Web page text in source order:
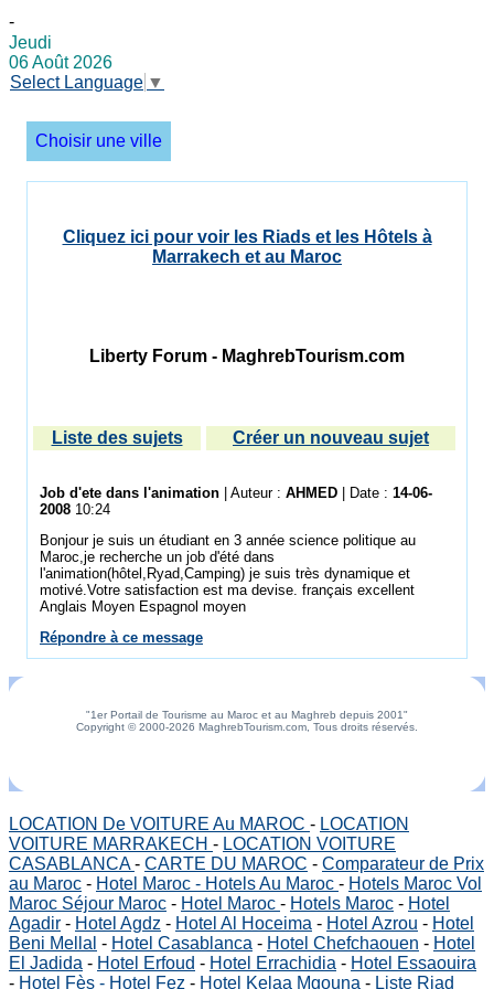
-
Jeudi
06 Août 2026
Select Language ▼
Choisir une ville
Cliquez ici pour voir les Riads et les Hôtels à
Marrakech et au Maroc
Liberty Forum - MaghrebTourism.com
Liste des sujets Créer un nouveau sujet
Job d'ete dans l'animation | Auteur : AHMED | Date : 14-06-
2008 10:24
Bonjour je suis un étudiant en 3 année science politique au
Maroc,je recherche un job d'été dans
l'animation(hôtel,Ryad,Camping) je suis très dynamique et
motivé.Votre satisfaction est ma devise. français excellent
Anglais Moyen Espagnol moyen
Répondre à ce message
"1er Portail de Tourisme au Maroc et au Maghreb depuis 2001"
Copyright © 2000-2026 MaghrebTourism.com, Tous droits réservés.
LOCATION De VOITURE Au MAROC - LOCATION
VOITURE MARRAKECH - LOCATION VOITURE
CASABLANCA- CARTE DU MAROC - Comparateur de Prix
au Maroc - Hotel Maroc - Hotels Au Maroc - Hotels Maroc Vol
Maroc Séjour Maroc - Hotel Maroc - Hotels Maroc - Hotel
Agadir - Hotel Agdz - Hotel Al Hoceima - Hotel Azrou - Hotel
Beni Mellal - Hotel Casablanca - Hotel Chefchaouen - Hotel
El Jadida - Hotel Erfoud - Hotel Errachidia - Hotel Essaouira
- Hotel Fès - Hotel Fez - Hotel Kelaa Mgouna - Liste Riad